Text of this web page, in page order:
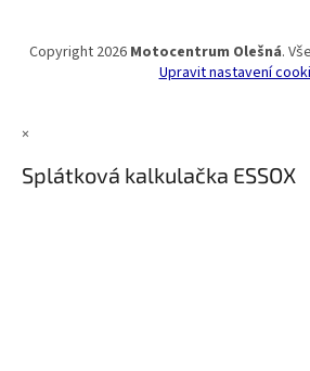
Copyright 2026 Motocentrum Olešná.
Upravit nastavení
×
Splátková kalkulačka ESSOX